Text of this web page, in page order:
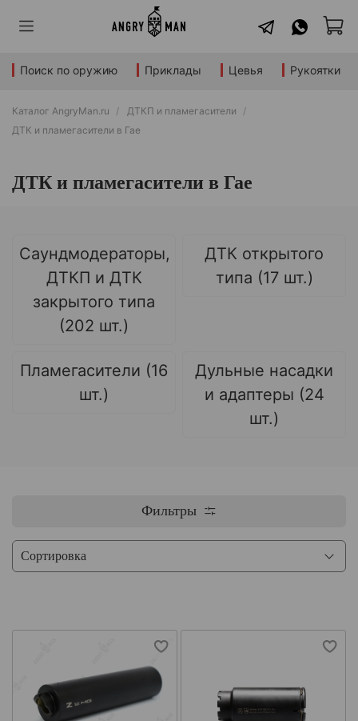
Поиск по оружию Приклады Цевья Рукоятки
Каталог AngryMan.ru
ДТКП и пламегасители
ДТК и пламегасители в Гае
ДТК и пламегасители в Гае
Саундмодераторы,
ДТКП и ДТК
закрытого типа
(202 шт.)
ДТК открытого
типа (17 шт.)
Пламегасители (16
шт.)
Дульные насадки
и адаптеры (24
шт.)
Фильтры